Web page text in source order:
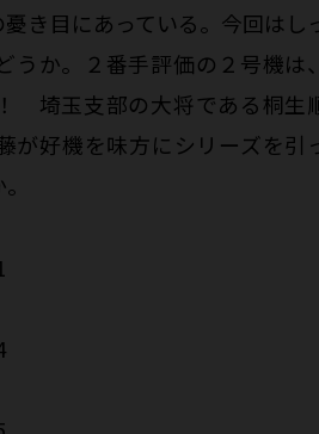
き目にあっている。今回はし
うか。２番手評価の２号機は
埼玉支部の大将である桐生
が好機を味方にシリーズを引